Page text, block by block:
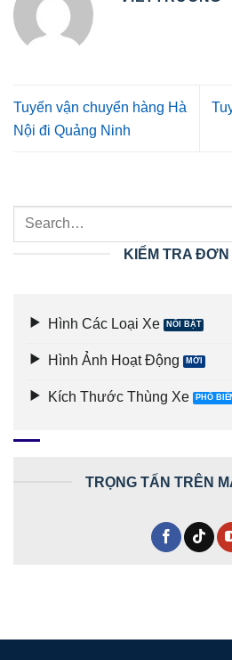
Tuyến vận chuyển hàng Hà
Nội đi Quảng Ninh
KIỂM TRA ĐƠN
Hình Các Loại Xe
Hình Ảnh Hoạt Động
Kích Thước Thùng Xe
TRỌNG TẤN TRÊN